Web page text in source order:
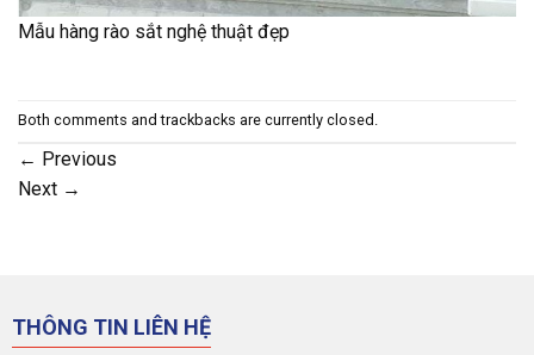
Mẫu hàng rào sắt nghệ thuật đẹp
Both comments and trackbacks are currently closed.
← Previous
Next →
THÔNG TIN LIÊN HỆ